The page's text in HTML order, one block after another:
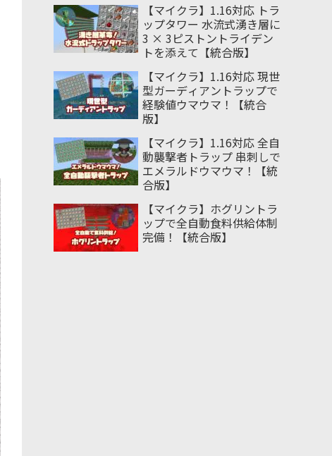
【マイクラ】1.16対応 トラ
ップタワー 水流式湧き層に
3 × 3ピストントライデン
トを添えて【統合版】
【マイクラ】1.16対応 現世
型ガーディアントラップで
経験値ウマウマ！【統合
版】
【マイクラ】1.16対応 全自
動襲撃者トラップ 串刺しで
エメラルドウマウマ！【統
合版】
【マイクラ】ホグリントラ
ップで全自動食料供給体制
完備！【統合版】